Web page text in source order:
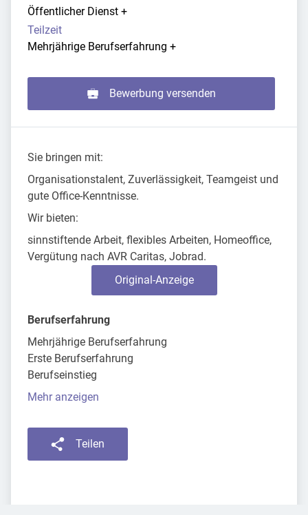
Öffentlicher Dienst +
Teilzeit
Mehrjährige Berufserfahrung +
Bewerbung versenden
Sie bringen mit:
Organisationstalent, Zuverlässigkeit, Teamgeist und
gute Office-Kenntnisse.
Wir bieten:
sinnstiftende Arbeit, flexibles Arbeiten, Homeoffice,
Vergütung nach AVR Caritas, Jobrad.
Original-Anzeige
Berufserfahrung
Mehrjährige Berufserfahrung
Erste Berufserfahrung
Berufseinstieg
Mehr anzeigen
Teilen